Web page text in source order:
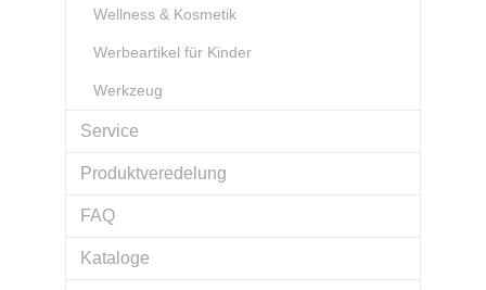
Wellness & Kosmetik
Werbeartikel für Kinder
Werkzeug
Service
Produktveredelung
FAQ
Kataloge